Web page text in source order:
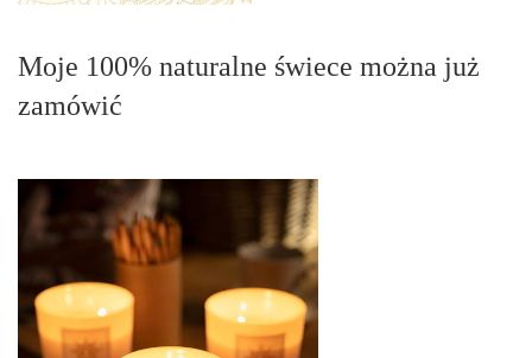
Moje 100% naturalne świece można już
zamówić